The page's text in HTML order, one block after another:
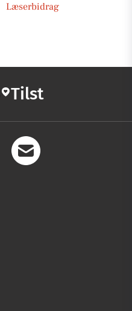
Læserbidrag
Tilst